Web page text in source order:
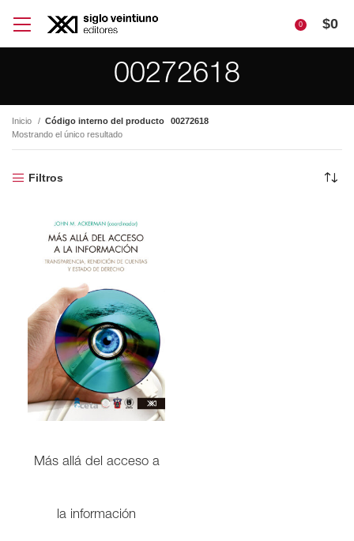
0 $0
00272618
Inicio Código interno del producto
00272618
Mostrando el único resultado
Filtros
Más allá del acceso a
la información